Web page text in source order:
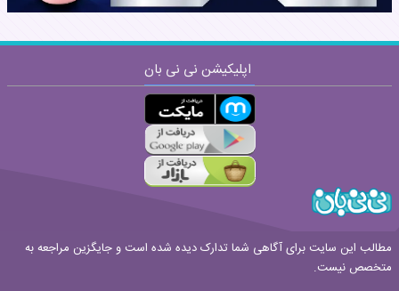
اپلیکیشن نی نی بان
مطالب این سایت برای آگاهی شما تدارک دیده شده است و جایگزین مراجعه به
متخصص نیست.